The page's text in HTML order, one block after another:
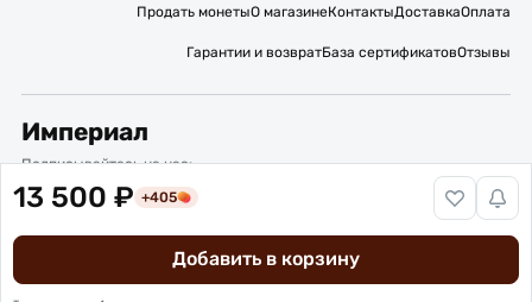
13 500 ₽ +405
Добавить в корзину
Продать монетыО магазинеКонтактыДоставкаОплата
Гарантии и возвратБаза сертификатовОтзывы
Империал
Подписывайтесь на нас:
Вакансии
Политика обработки персональных данных
© 2016 – 2026 ИП Титов Александр Михайлович